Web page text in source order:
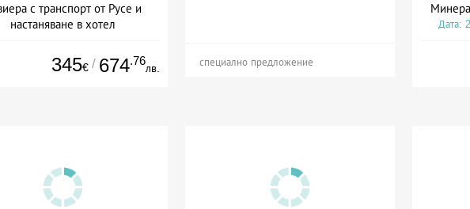
с транспорт от Русе и
настаняване в хотел
345€ / 674.76
лв. специално предложение
Дата: